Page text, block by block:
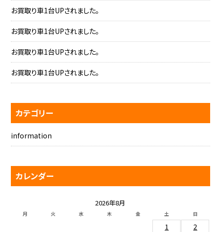
お買取り車1台UPされました。
お買取り車1台UPされました。
お買取り車1台UPされました。
お買取り車1台UPされました。
カテゴリー
information
カレンダー
2026年8月
月 火 水 木 金 土 日
1
2